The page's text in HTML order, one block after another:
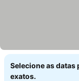
Selecione as datas
exatos.